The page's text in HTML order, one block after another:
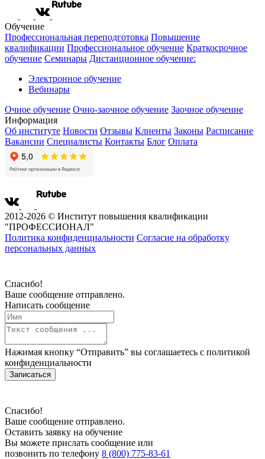
Обучение
Профессиональная переподготовка Повышение
квалификации Профессиональное обучение Краткосрочное
обучение Семинары Дистанционное обучение:
Электронное обучение
Вебинары
Очное обучение Очно-заочное обучение Заочное обучение
Информация
Об институте Новости Отзывы Клиенты Законы Расписание
Вакансии Специалисты Контакты Блог Оплата
2012-2026 © Институт повышения квалификации
"ПРОФЕССИОНАЛ"
Политика конфиденциальности Согласие на обработку
персональных данных
Спасибо!
Ваше сообщение отправлено.
Написать сообщение
Нажимая кнопку “Отправить” вы соглашаетесь с политикой
конфиденциальности
Записаться
Спасибо!
Ваше сообщение отправлено.
Оставить заявку на обучение
Вы можете прислать сообщение или
позвонить по телефону 8 (800) 775-83-61